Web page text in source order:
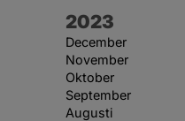
År:
2023
December
November
Oktober
September
Augusti